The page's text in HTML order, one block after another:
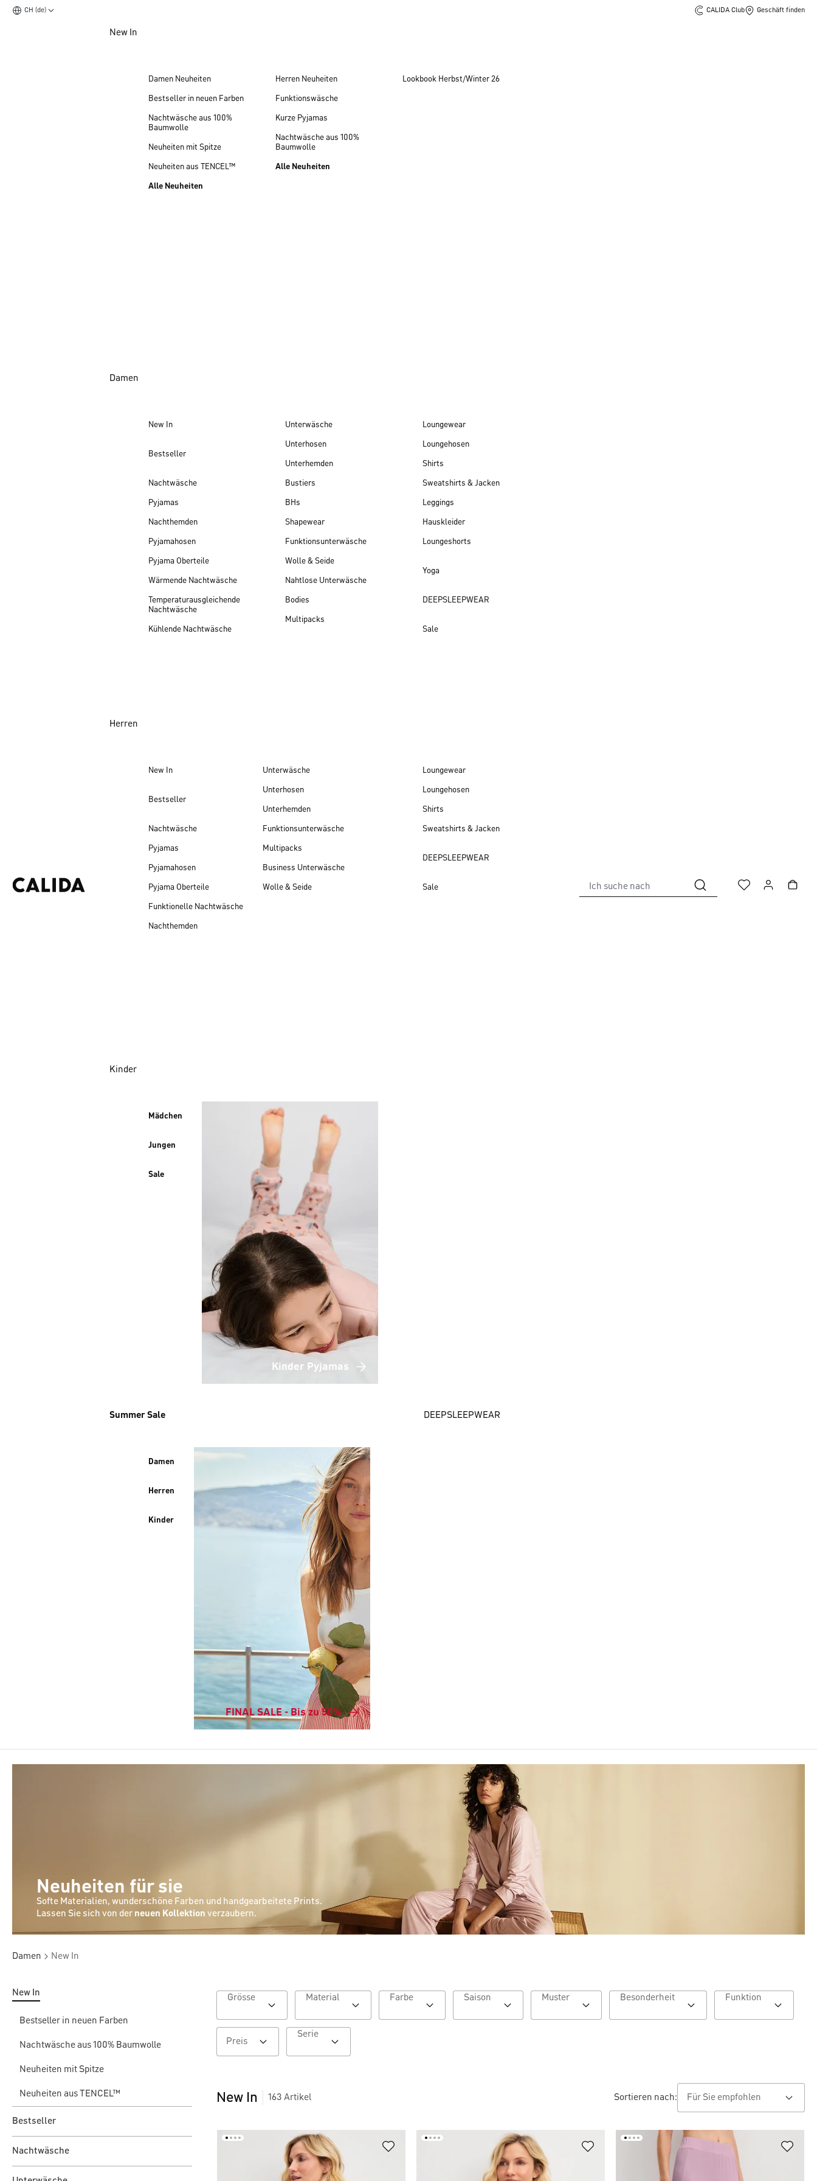
CH (de) CALIDA Club Geschäft finden
Zum Hauptinhalt springenNew In
Damen Neuheiten
Bestseller in neuen Farben
Nachtwäsche aus 100%
Baumwolle
Neuheiten mit Spitze
Neuheiten aus TENCEL™
Alle Neuheiten
Herren Neuheiten
Funktionswäsche
Kurze Pyjamas
Nachtwäsche aus 100%
Baumwolle
Alle Neuheiten
Lookbook Herbst/Winter 26
Damen
New In
Bestseller
Nachtwäsche
Pyjamas
Nachthemden
Pyjamahosen
Pyjama Oberteile
Wärmende Nachtwäsche
Temperaturausgleichende
Nachtwäsche
Kühlende Nachtwäsche
Unterwäsche
Unterhosen
Unterhemden
Bustiers
BHs
Shapewear
Funktionsunterwäsche
Wolle & Seide
Nahtlose Unterwäsche
Bodies
Multipacks
Loungewear
Loungehosen
Shirts
Sweatshirts & Jacken
Leggings
Hauskleider
Loungeshorts
Yoga
DEEPSLEEPWEAR
Sale
Herren
New In
Bestseller
Nachtwäsche
Pyjamas
Pyjamahosen
Pyjama Oberteile
Funktionelle Nachtwäsche
Nachthemden
Unterwäsche
Unterhosen
Unterhemden
Funktionsunterwäsche
Multipacks
Business Unterwäsche
Wolle & Seide
Loungewear
Loungehosen
Shirts
Sweatshirts & Jacken
DEEPSLEEPWEAR
Sale
Kinder
Mädchen
Jungen
Sale
Kinder Pyjamas
Summer Sale
Damen
Herren
Kinder
FINAL SALE - Bis zu 50%
DEEPSLEEPWEAR
Neuheiten für sie
Softe Materialien, wunderschöne Farben und handgearbeitete Prints.
Lassen Sie sich von der neuen Kollektion verzaubern.
Damen New In
New In
Bestseller in neuen Farben
Nachtwäsche aus 100% Baumwolle
Neuheiten mit Spitze
Neuheiten aus TENCEL™
Bestseller
Nachtwäsche
Grösse Material Farbe Muster Besonderheit
Preis
Serie
New In 163 Artikel Sortieren nach: